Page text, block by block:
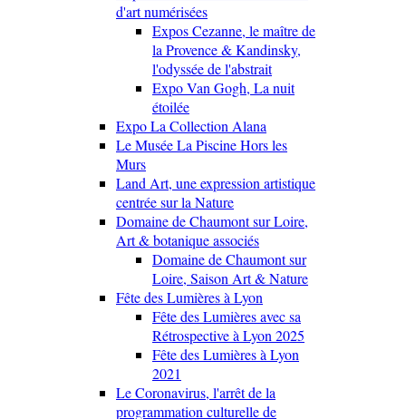
d'art numérisées
Expos Cezanne, le maître de
la Provence & Kandinsky,
l'odyssée de l'abstrait
Expo Van Gogh, La nuit
étoilée
Expo La Collection Alana
Le Musée La Piscine Hors les
Murs
Land Art, une expression artistique
centrée sur la Nature
Domaine de Chaumont sur Loire,
Art & botanique associés
Domaine de Chaumont sur
Loire, Saison Art & Nature
Fête des Lumières à Lyon
Fête des Lumières avec sa
Rétrospective à Lyon 2025
Fête des Lumières à Lyon
2021
Le Coronavirus, l'arrêt de la
programmation culturelle de